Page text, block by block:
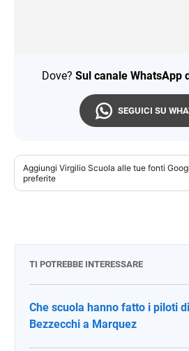
Dove? Sul canale WhatsApp
SEGUICI SU
Aggiungi Virgilio Scuola alle tue fonti
preferite
TI POTREBBE INTERESSARE
Che scuola hanno fatto i piloti
Bezzecchi a Marquez